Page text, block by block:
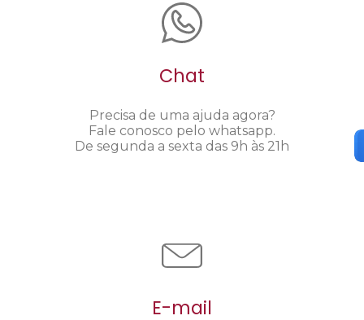
Chat
Precisa de uma ajuda agora?
Fale conosco pelo whatsapp.
De segunda a sexta das 9h às 21h
E-mail